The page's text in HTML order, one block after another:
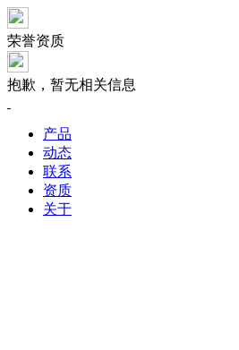
荣誉资质
抱歉，暂无相关信息
产品
动态
联系
资质
关于